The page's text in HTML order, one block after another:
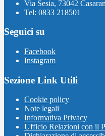
Via Sesia, 73042
Tel: 0833 218501
Seguici su
Facebook
Instagram
Sezione Link Utili
Cookie policy
Note legali
Informativa Privacy
Ufficio Relazioni con il